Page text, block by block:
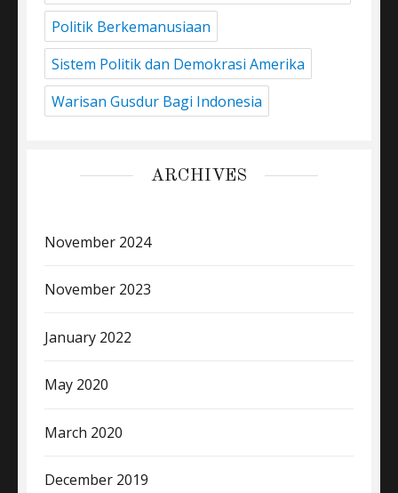
Politik Berkemanusiaan
Sistem Politik dan Demokrasi Amerika
Warisan Gusdur Bagi Indonesia
ARCHIVES
November 2024
November 2023
January 2022
May 2020
March 2020
December 2019